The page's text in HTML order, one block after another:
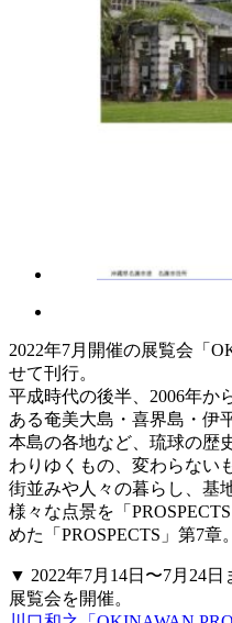
2022年7月開催の展覧会「
せて刊行。
平成時代の後半、2006年か
ある奄美大島・喜界島・伊
本島の各地など、琉球の歴
わりゆくもの、変わらない
街並みや人々の暮らし、基
様々な点景を「
めた「PROSPECTS」第7章。
▼ 2022年7月14日〜7月24日
展覧会を開催。